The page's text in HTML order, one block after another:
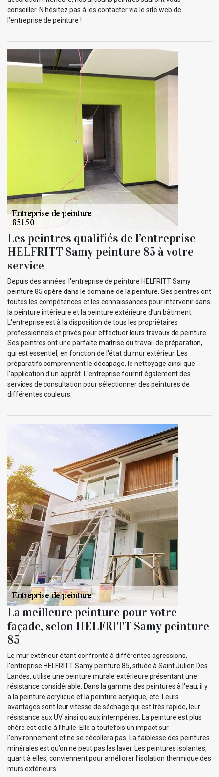
conseiller. N’hésitez pas à les contacter via le site web de
l’entreprise de peinture !
Les peintres qualifiés de l’entreprise
HELFRITT Samy peinture 85 à votre
service
Depuis des années, l'entreprise de peinture HELFRITT Samy
peinture 85 opère dans le domaine de la peinture. Ses peintres ont
toutes les compétences et les connaissances pour intervenir dans
la peinture intérieure et la peinture extérieure d’un bâtiment.
L'entreprise est à la disposition de tous les propriétaires
professionnels et privés pour effectuer leurs travaux de peinture.
Ses peintres ont une parfaite maîtrise du travail de préparation,
qui est essentiel, en fonction de l'état du mur extérieur. Les
préparatifs comprennent le décapage, le nettoyage ainsi que
l'application d'un apprêt. L'entreprise fournit également des
services de consultation pour sélectionner des peintures de
différentes couleurs.
La meilleure peinture pour votre
façade, selon HELFRITT Samy peinture
85
Le mur extérieur étant confronté à différentes agressions,
l'entreprise HELFRITT Samy peinture 85, située à Saint Julien Des
Landes, utilise une peinture murale extérieure présentant une
résistance considérable. Dans la gamme des peintures à l'eau, il y
a la peinture acrylique et la peinture acrylique, etc. Leurs
avantages sont leur vitesse de séchage qui est très rapide, leur
résistance aux UV ainsi qu’aux intempéries. La peinture est plus
chère est celle à l’huile. Elle a toutefois un impact sur
l'environnement et ne se décollera pas. La faiblesse des peintures
minérales est qu’on ne peut pas les laver. Les peintures isolantes,
quant à elles, conviennent pour améliorer l'isolation thermique des
murs extérieurs.